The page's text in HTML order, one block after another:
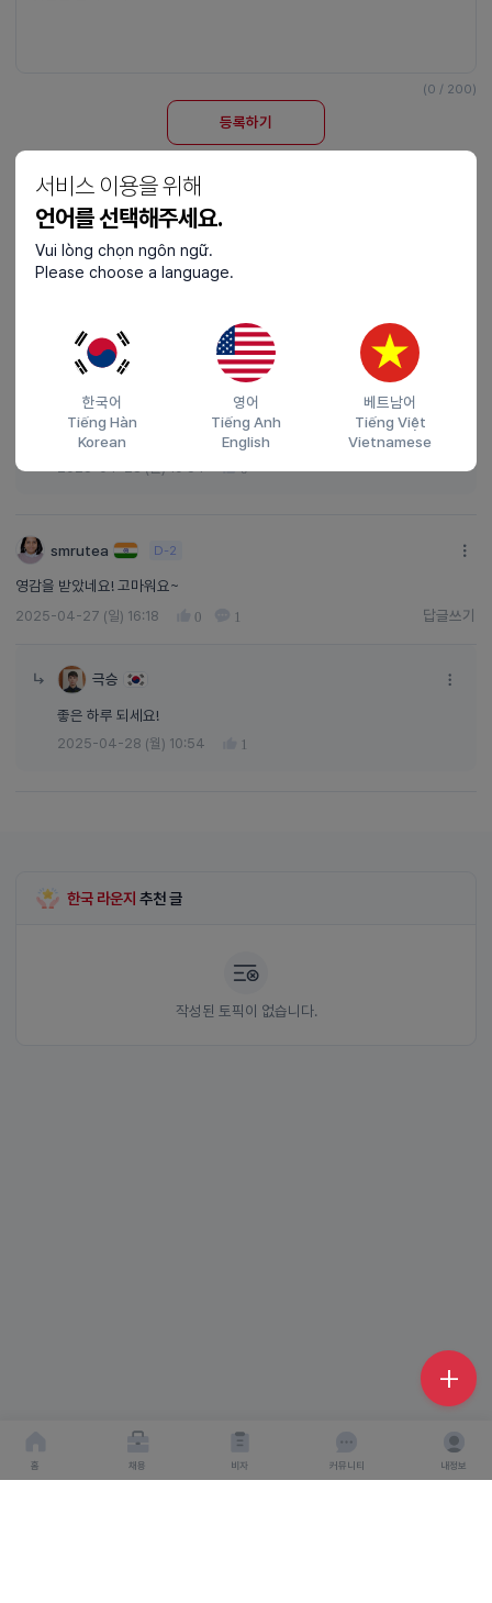
서비스 이용을 위해
언어를 선택해주세요.
Vui lòng chọn ngôn ngữ.
Please choose a language.
한국어
Tiếng Hàn
Korean
영어
Tiếng Anh
English
베트남어
Tiếng Việt
Vietnamese
홈 채용 비자 커뮤니티 내정보
(0 / 200)
등록하기
일반 댓글 (2)
젠슨황 D-10
2025-04-27 (일) 22:09 1
답글쓰기
극승
감사합니다!
smrutea D-2
영감을 받았네요! 고마워요~
2025-04-27 (일) 16:18 0 1답글쓰기 답글쓰기
극승
좋은 하루 되세요!
2025-04-28 (월) 10:54 1
한국 라운지 추천 글
작성된 토픽이 없습니다.